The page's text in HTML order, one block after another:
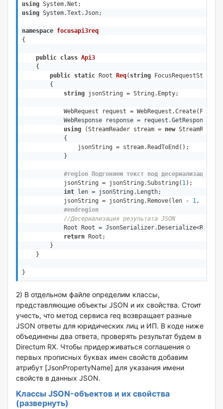
using
using System.Text.Json;
namespace focusapi3req
{
public class Api3
    {
public static Root Req( string FocusRequestString
        {
string jsonString = String.Empty;
WebRequest request =
            WebResponse response = request.GetResponse();
using (StreamReader stream = new
            {
                jsonString = stream.ReadToEnd();
            }
#region Подгоняем текст под десериализацию
            jsonString = jsonString.Substring(
1);
int len = jsonString.Length;
            jsonString = jsonString.Remove(len -
1,
#endregion
//Десериализация результата JSON
Root Root =
return Root;
        }
    }
}
2) В отдельном файле определим классы,
представляющие объекты JSON и их свойства. Стоит
учесть, что метод сервиса req возвращает разные
JSON ответы для юридических лиц и ИП. В коде ниже
объединены два ответа, проверять результат будем в
Directum RX. Чтобы придерживаться соглашения о
первых прописных буквах имен свойств добавим
атрибут [JsonPropertyName] для указания имени
свойств в данных JSON.
Классы JSON-объектов и их свойства
(развернуть)